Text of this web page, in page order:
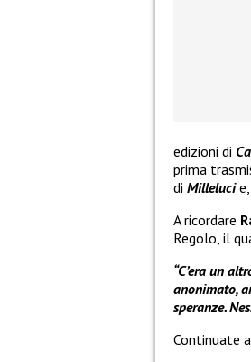
edizioni di
prima
di Milleluci
A ricordare
Regolo, il
“C’era un
anonimato,
speranze.
Continuate